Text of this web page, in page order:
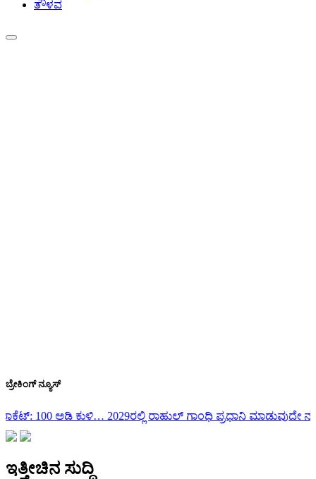
ತೌಳವ
ಬ್ರೇಕಿಂಗ್ ನ್ಯೂಸ್
ರಾಹುಲ್ ಗಾಂಧಿ ಪ್ರಧಾನಿ ಮಾಡುವುದೇ ನಮ್ಮ ಗುರಿ: ಕೊಡಗು ಜಿಲ್ಲಾ
ಇತ್ತೀಚಿನ ಸುದ್ದಿ